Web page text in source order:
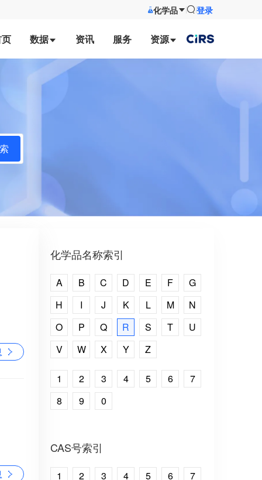
化学品 登录
数据 资讯 服务 资源
化学品名称索引
A B C D E F
G
H
I J K L M
N
O
P Q R S T
U
V
W X Y Z
1 2 3 4 5 6
7
8
9 0
CAS号索引
1 2 3 4 5 6
7